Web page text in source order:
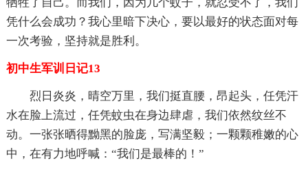
凭什么会成功？我心里暗下决心，要以最好的状态面对每
一次考验，坚持就是胜利。
初中生军训日记13
烈日炎炎，晴空万里，我们挺直腰，昂起头，任凭汗
水在脸上流过，任凭蚊虫在身边肆虐，我们依然纹丝不
动。一张张晒得黝黑的脸庞，写满坚毅；一颗颗稚嫩的心
中，在有力地呼喊：“我们是最棒的！”